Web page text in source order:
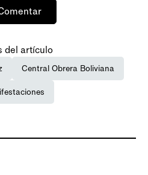
del artículo
Central Obrera Boliviana